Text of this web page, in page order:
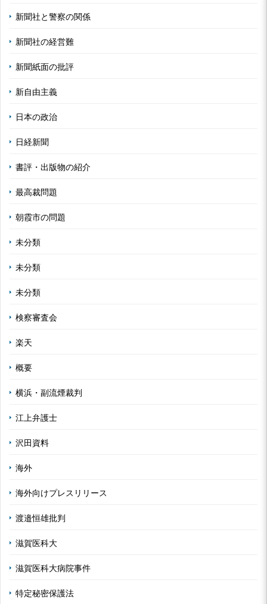
新聞社と警察の関係
新聞社の経営難
新聞紙面の批評
新自由主義
日本の政治
日経新聞
書評・出版物の紹介
最高裁問題
朝霞市の問題
未分類
未分類
未分類
検察審査会
楽天
概要
横浜・副流煙裁判
江上弁護士
沢田資料
海外
海外向けプレスリリース
渡邉恒雄批判
滋賀医科大
滋賀医科大病院事件
特定秘密保護法